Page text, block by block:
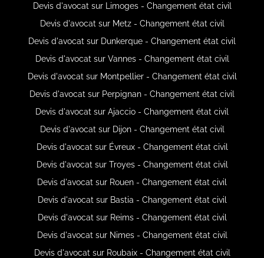
Devis d'avocat sur Limoges - Changement état civil
Devis d'avocat sur Metz - Changement état civil
Devis d'avocat sur Dunkerque - Changement état civil
Devis d'avocat sur Vannes - Changement état civil
Devis d'avocat sur Montpellier - Changement état civil
Devis d'avocat sur Perpignan - Changement état civil
Devis d'avocat sur Ajaccio - Changement état civil
Devis d'avocat sur Dijon - Changement état civil
Devis d'avocat sur Évreux - Changement état civil
Devis d'avocat sur Troyes - Changement état civil
Devis d'avocat sur Rouen - Changement état civil
Devis d'avocat sur Bastia - Changement état civil
Devis d'avocat sur Reims - Changement état civil
Devis d'avocat sur Nimes - Changement état civil
Devis d'avocat sur Roubaix - Changement état civil